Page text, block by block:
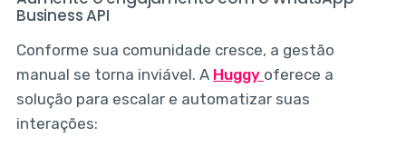
Business API
Conforme sua comunidade cresce, a gestão
manual se torna inviável. A Huggy oferece a
solução para escalar e automatizar suas
interações: